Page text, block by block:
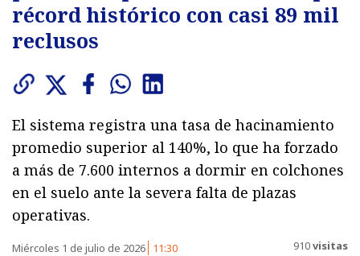
récord histórico con casi 89 mil
reclusos
El sistema registra una tasa de hacinamiento
promedio superior al 140%, lo que ha forzado
a más de 7.600 internos a dormir en colchones
en el suelo ante la severa falta de plazas
operativas.
Miércoles 1 de julio de 2026 11:30 910visitas